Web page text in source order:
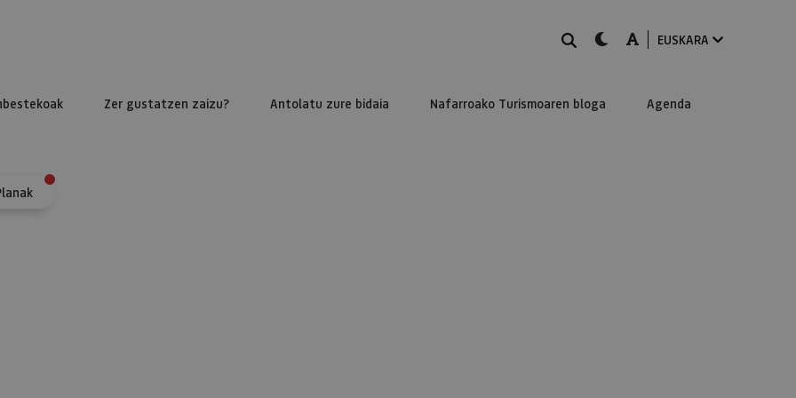
BILATUdark-mode
A-modeEUSKARA
Zer gustatzen zaizu? Antolatu zure bidaia Nafarroako Turismoaren bloga Agenda